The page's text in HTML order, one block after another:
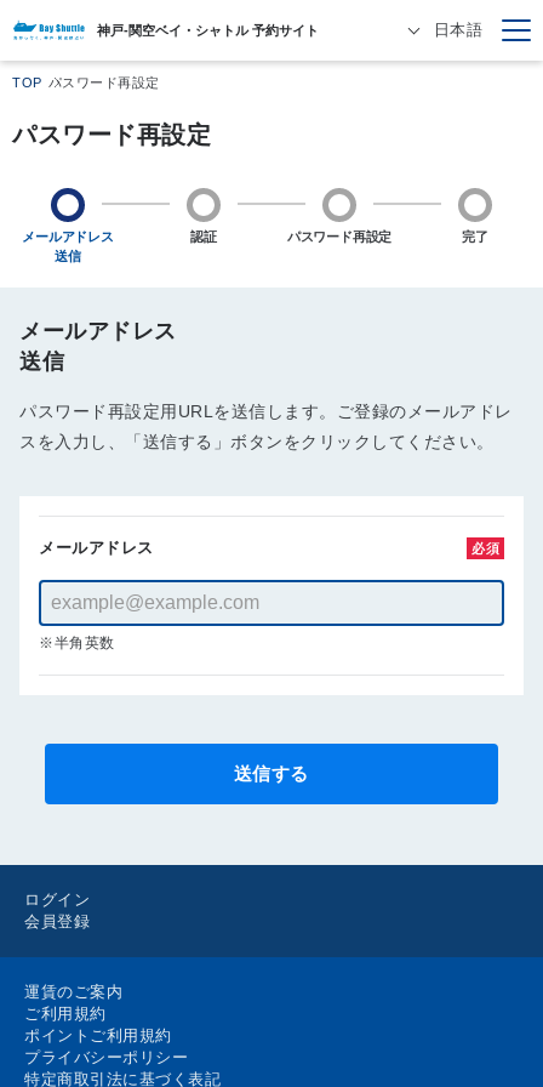
神戸-関空ベイ・シャトル 予約サイト 日本語
TOP パスワード再設定
パスワード再設定
メールアドレス
送信
認証 パスワード再設定 完了
メールアドレス
送信
パスワード再設定用URLを送信します。ご登録のメールアドレ
スを入力し、「送信する」ボタンをクリックしてください。
メールアドレス 必須
※半角英数
送信する
ログイン
会員登録
運賃のご案内
ご利用規約
ポイントご利用規約
プライバシーポリシー
特定商取引法に基づく表記